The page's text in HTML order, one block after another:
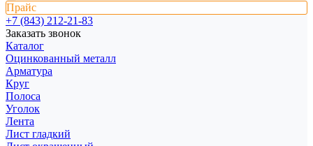
Прайс
+7 (843) 212-21-83
Заказать звонок
Каталог
Оцинкованный металл
Арматура
Круг
Полоса
Уголок
Лента
Лист гладкий